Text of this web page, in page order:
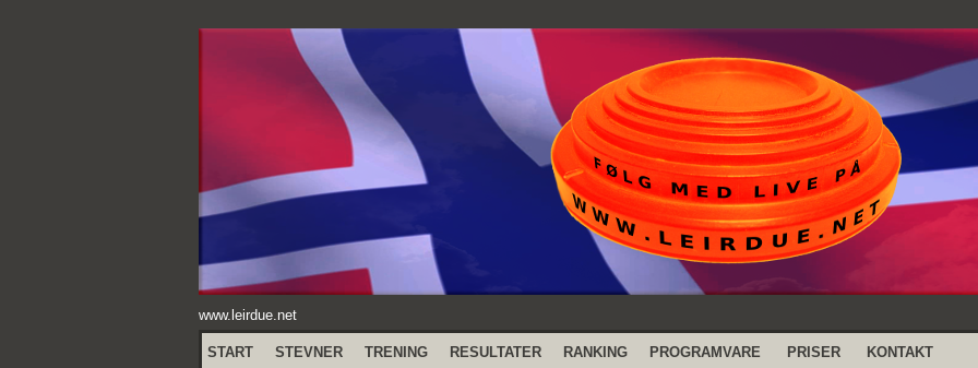
www.leirdue.net
START STEVNER TRENING RESULTATER RANKING PROGRAMVARE PRISER KONTAKT